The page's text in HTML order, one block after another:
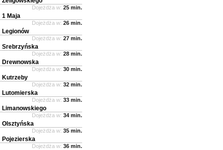
Dojeżdża w: 25 min.
1 Maja
Dojeżdża w: 26 min.
Legionów
Dojeżdża w: 27 min.
Srebrzyńska
Dojeżdża w: 28 min.
Drewnowska
Dojeżdża w: 30 min.
Kutrzeby
Dojeżdża w: 32 min.
Lutomierska
Dojeżdża w: 33 min.
Limanowskiego
Dojeżdża w: 34 min.
Olsztyńska
Dojeżdża w: 35 min.
Pojezierska
Dojeżdża w: 36 min.